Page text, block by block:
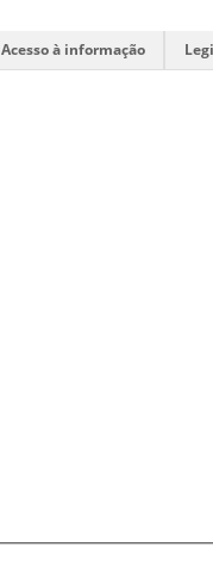
Acesso à informação